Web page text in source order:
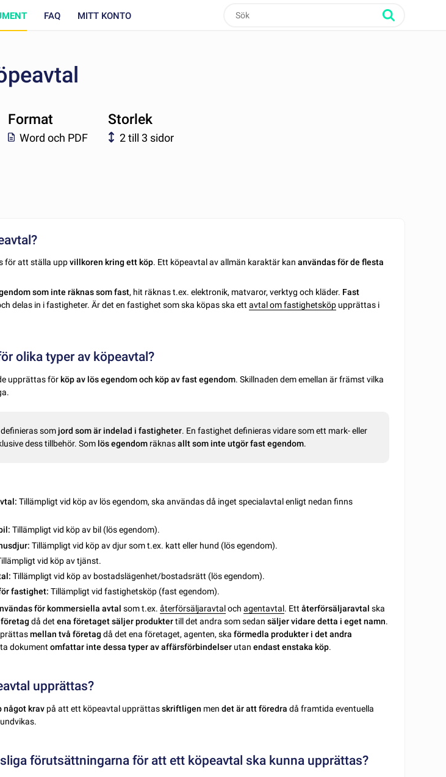
FAQ MITT KONTO
Format
Word och PDF
Storlek
2 till 3 sidor
för att ställa uppvillkoren kring ett köp. Ett köpeavtal av allmän karaktär kananvändas för de flesta
som inte räknas som fast, hit räknas t.ex. elektronik, matvaror, verktyg och kläder. Fast
delas in i fastigheter. Är det en fastighet som ska köpas ska ettavtal om fastighetsköp upprättas i
olika typer av köpeavtal?
upprättas för köp av lös egendom och köp av fast egendom. Skillnaden dem emellan är främst vilka
definieras somjord som är indelad i fastigheter. En fastighet definieras vidare som ett mark- eller
dess tillbehör. Som lös egendom räknasallt som inte utgör fast egendom.
Tillämpligt vid köp av lös egendom, ska användas då inget specialavtal enligt nedan finns
Tillämpligt vid köp av bil (lös egendom).
Tillämpligt vid köp av djur som t.ex. katt eller hund (lös egendom).
vid köp av tjänst.
Tillämpligt vid köp av bostadslägenhet/bostadsrätt (lös egendom).
fastighet: Tillämpligt vid fastighetsköp (fast egendom).
för kommersiella avtal som t.ex.återförsäljaravtalochagentavtal. Ettåterförsäljaravtal ska
då detena företaget säljer produktertill det andra som sedansäljer vidare detta i eget namn.
mellan två företag då det ena företaget, agenten, skaförmedla produkter i det andra
dokumentomfattar inte dessa typer av affärsförbindelser utanendast enstaka köp.
upprättas?
något krav på att ett köpeavtal upprättasskriftligen mendet är att föredra då framtida eventuella
förutsättningarna för att ett köpeavtal ska kunna upprättas?